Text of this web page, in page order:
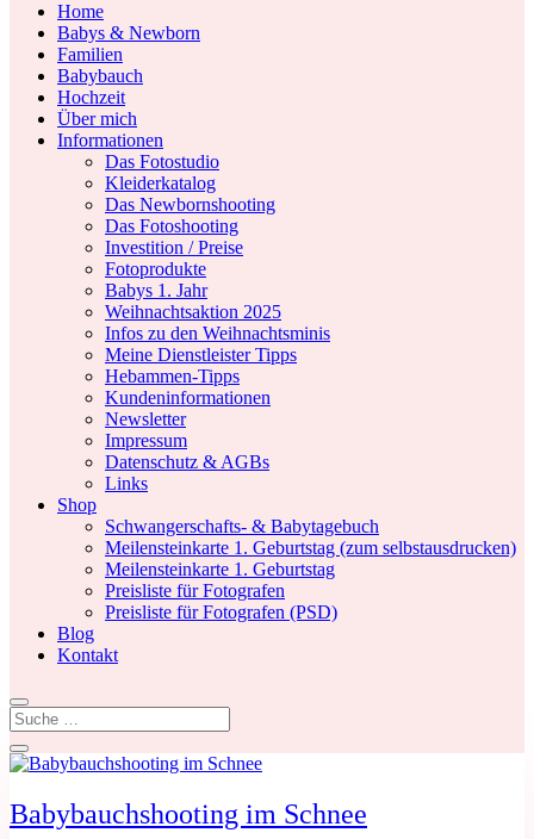
Home
Babys & Newborn
Familien
Babybauch
Hochzeit
Über mich
Informationen
Das Fotostudio
Kleiderkatalog
Das Newbornshooting
Das Fotoshooting
Investition / Preise
Fotoprodukte
Babys 1. Jahr
Weihnachtsaktion 2025
Infos zu den Weihnachtsminis
Meine Dienstleister Tipps
Hebammen-Tipps
Kundeninformationen
Newsletter
Impressum
Datenschutz & AGBs
Links
Shop
Schwangerschafts- & Babytagebuch
Meilensteinkarte 1. Geburtstag (zum selbstausdrucken)
Meilensteinkarte 1. Geburtstag
Preisliste für Fotografen
Preisliste für Fotografen (PSD)
Blog
Kontakt
Babybauchshooting im Schnee